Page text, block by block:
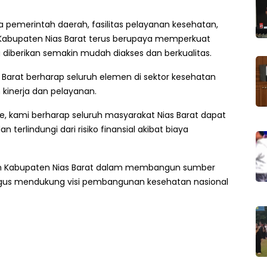
pemerintah daerah, fasilitas pelayanan kesehatan,
Nias Barat terus berupaya memperkuat
semakin mudah diakses dan berkualitas.
berharap seluruh elemen di sektor kesehatan
dan pelayanan.
kami berharap seluruh masyarakat Nias Barat dapat
terlindungi dari risiko finansial akibat biaya
Nias Barat dalam membangun sumber
mendukung visi pembangunan kesehatan nasional